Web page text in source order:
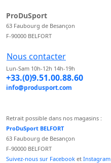
ProDuSport
63 Faubourg de Besançon
F-90000 BELFORT
Nous contacter
Lun-Sam 10h-12h 14h-19h
+33.(0)9.51.00.88.60
info@produsport.com
Retrait possible dans nos magasins :
ProDuSport BELFORT
63 Faubourg de Besançon
F-90000 BELFORT
Suivez-nous sur Facebook et Instagram